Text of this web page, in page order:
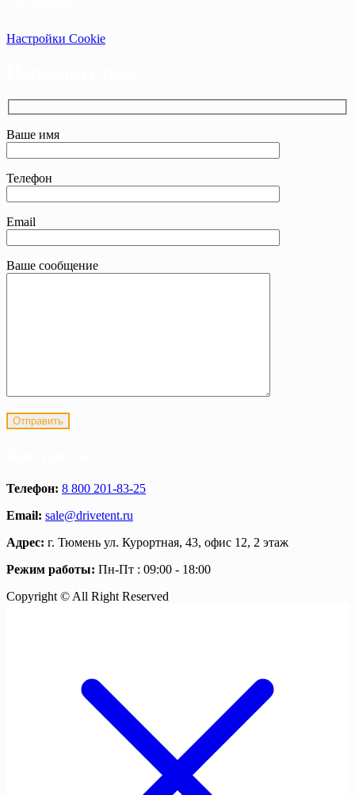
Настройки Cookie
Ваше имя
Телефон
Email
Ваше сообщение
Телефон: 8 800 201-83-25
Email: sale@drivetent.ru
Адрес: г. Тюмень ул. Курортная, 43, офис 12, 2 этаж
Режим работы: Пн-Пт : 09:00 - 18:00
Copyright © All Right Reserved